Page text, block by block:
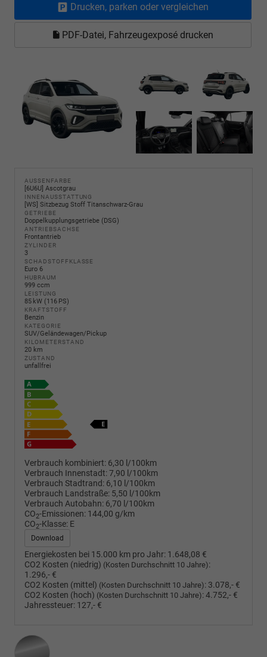
Drucken, parken oder vergleichen
PDF-Datei, Fahrzeugexposé drucken
AUSSENFARBE
[6U6U] Ascotgrau
INNENAUSSTATTUNG
[WS] Sitzbezug Stoff Titanschwarz-Grau
GETRIEBE
Doppelkupplungsgetriebe (DSG)
ANTRIEBSACHSE
Frontantrieb
ZYLINDER
3
SCHADSTOFFKLASSE
Euro 6
HUBRAUM
999 ccm
LEISTUNG
85 kW (116 PS)
KRAFTSTOFF
Benzin
KATEGORIE
SUV/Geländewagen/Pickup
KILOMETERSTAND
20 km
ZUSTAND
unfallfrei
Verbrauch kombiniert: 6,30 l/100km
Verbrauch Innenstadt:7,90 l/100km
Verbrauch Stadtrand: 6,10 l/100km
Verbrauch Landstraße: 5,50 l/100km
Verbrauch Autobahn: 6,70 l/100km
CO2-Emissionen: 144,00 g/km
CO2-Klasse: E
Download
Energiekosten bei 15.000 km pro Jahr: 1.648,08 €
CO2 Kosten (niedrig) (Kosten Durchschnitt 10 Jahre):
1.296,- €
CO2 Kosten (mittel) (Kosten Durchschnitt 10 Jahre): 3.078,- €
CO2 Kosten (hoch) (Kosten Durchschnitt 10 Jahre):4.752,- €
Jahressteuer: 127,- €